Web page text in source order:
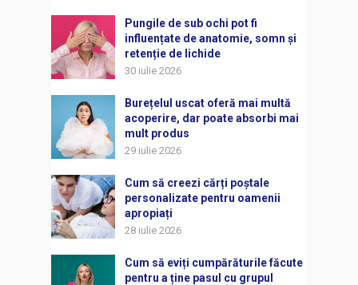
Pungile de sub ochi pot fi
influențate de anatomie, somn și
retenție de lichide
30 iulie 2026
Burețelul uscat oferă mai multă
acoperire, dar poate absorbi mai
mult produs
29 iulie 2026
Cum să creezi cărți poștale
personalizate pentru oamenii
apropiați
28 iulie 2026
Cum să eviți cumpărăturile făcute
pentru a ține pasul cu grupul